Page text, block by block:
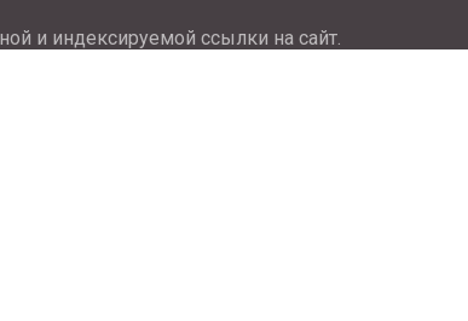
и индексируемой ссылки на сайт.